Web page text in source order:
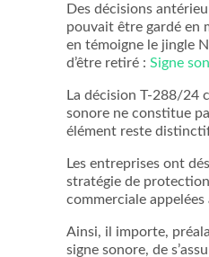
Des décisions
pouvait être gardé en
en témoigne le jingle
d’être retiré :Signe
La décision T-288/24
sonore ne constitue
élément reste
Les entreprises ont
stratégie de
commerciale
Ainsi, il importe,
signe sonore, de